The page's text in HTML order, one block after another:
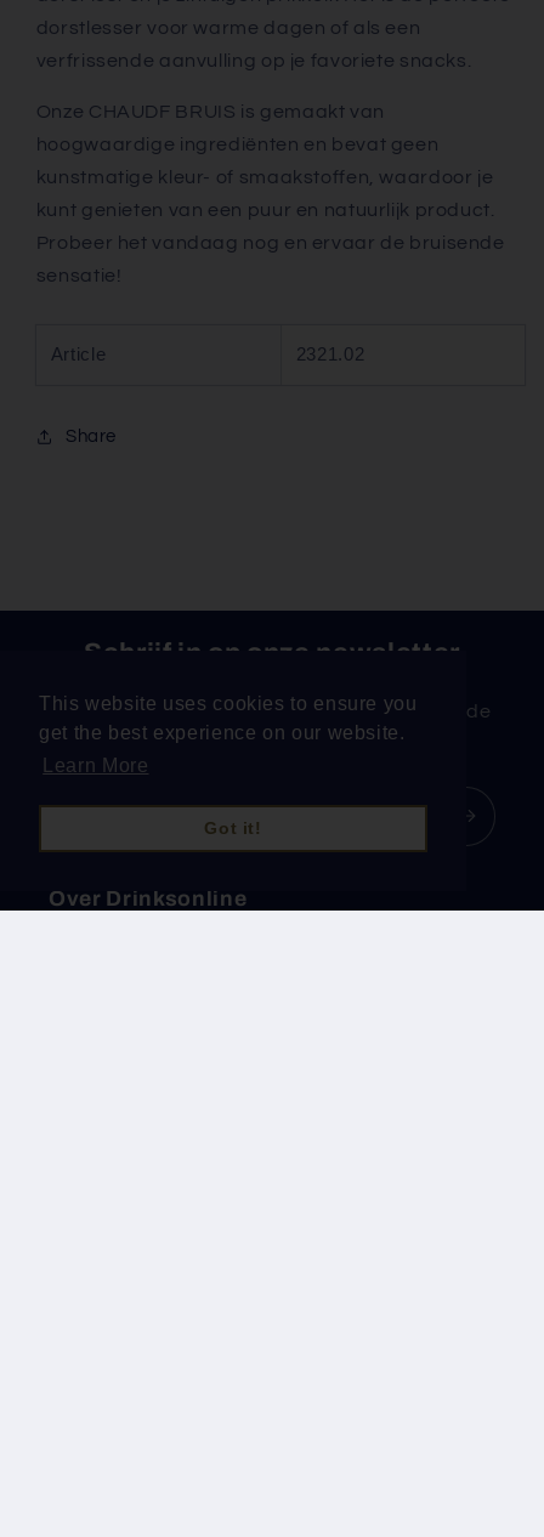
This website uses cookies to ensure you
get the best experience on our website.
Learn More
Got it!
dorstlesser voor warme dagen of als een
verfrissende aanvulling op je favoriete snacks.
Onze CHAUDF BRUIS is gemaakt van
hoogwaardige ingrediënten en bevat geen
kunstmatige kleur- of smaakstoffen, waardoor je
kunt genieten van een puur en natuurlijk product.
Probeer het vandaag nog en ervaar de bruisende
sensatie!
Article 2321.02
Share
Schrijf in op onze newsletter
Schrijf je in voor onze newsletter en ontvang de
beste acties en promoties in je mailbox!
E‑mail
Over Drinksonline